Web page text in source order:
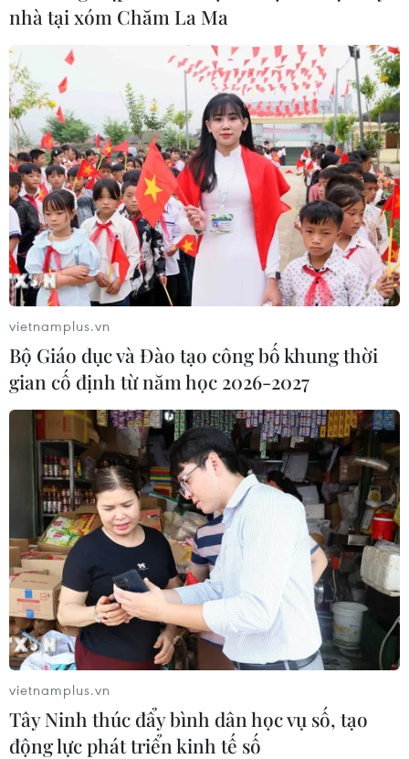
Bộ trưởng Mai Tiến Dũng: Có thông tư tạo
ra rào cản cho doanh nghiệp
Bộ trưởng, Chủ nhiệm Văn phòng Chính phủ Mai Tiến
Dũng cho rằng mặc dù các bộ cải cách rất mạnh nhưng
thời gian qua, có những thông tư được ban hành tạo ra
rào cản cho doanh nghiệp.
nhà tại xóm Chăm La Ma
vietnamplus.vn
Bộ Giáo dục và Đào tạo công bố khung thời
gian cố định từ năm học 2026-2027
vietnamplus.vn
Tây Ninh thúc đẩy bình dân học vụ số, tạo
động lực phát triển kinh tế số